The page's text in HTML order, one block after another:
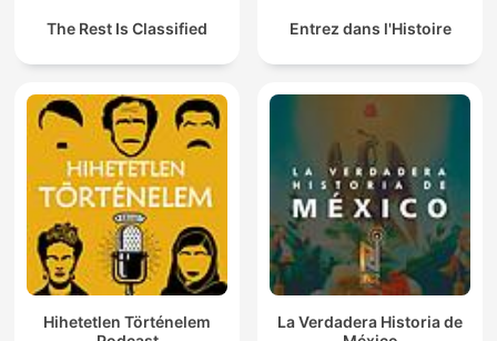
The Rest Is Classified Entrez dans l'Histoire
Hihetetlen Történelem
La Verdadera Historia de